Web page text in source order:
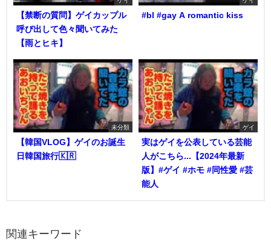
【禁断の質問】ゲイカップル
呼び出して色々聞いてみた
【雨とヒキ】
#bl #gay A romantic kiss
未分類
【韓国VLOG】ゲイのお誕生
日韓国旅行🇰🇷
ゲイ
実はゲイを公表している芸能
人がこちら...【2024年最新
版】#ゲイ #ホモ #同性愛 #芸
能人
関連キーワード